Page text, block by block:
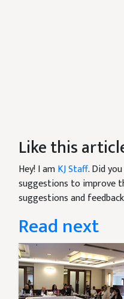
Like this
Hey! I amKJ Staff. Did
suggestions to improve
suggestions and
Read next